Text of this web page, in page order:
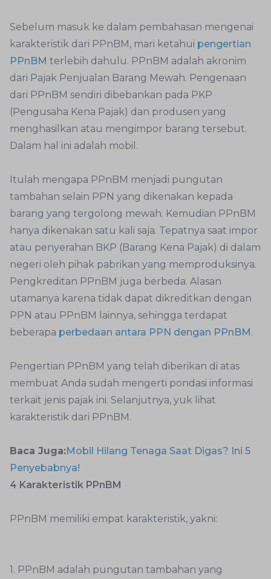
Sebelum masuk ke dalam pembahasan mengenai
karakteristik dari PPnBM, mari ketahui pengertian
PPnBM terlebih dahulu. PPnBM adalah akronim
dari Pajak Penjualan Barang Mewah. Pengenaan
dari PPnBM sendiri dibebankan pada PKP
(Pengusaha Kena Pajak) dan produsen yang
menghasilkan atau mengimpor barang tersebut.
Dalam hal ini adalah mobil.
Itulah mengapa PPnBM menjadi pungutan
tambahan selain PPN yang dikenakan kepada
barang yang tergolong mewah. Kemudian PPnBM
hanya dikenakan satu kali saja. Tepatnya saat impor
atau penyerahan BKP (Barang Kena Pajak) di dalam
negeri oleh pihak pabrikan yang memproduksinya.
Pengkreditan PPnBM juga berbeda. Alasan
utamanya karena tidak dapat dikreditkan dengan
PPN atau PPnBM lainnya, sehingga terdapat
beberapa perbedaan antara PPN dengan PPnBM .
Pengertian PPnBM yang telah diberikan di atas
membuat Anda sudah mengerti pondasi informasi
terkait jenis pajak ini. Selanjutnya, yuk lihat
karakteristik dari PPnBM.
Baca Juga:Mobil Hilang Tenaga Saat Digas? Ini 5
Penyebabnya!
4 Karakteristik PPnBM
PPnBM memiliki empat karakteristik, yakni:
1. PPnBM adalah pungutan tambahan yang